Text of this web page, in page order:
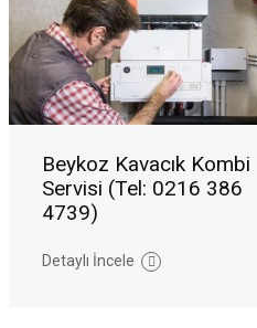
Beykoz Kavacık Kombi
Servisi (Tel: 0216 386
4739)
Detaylı İncele